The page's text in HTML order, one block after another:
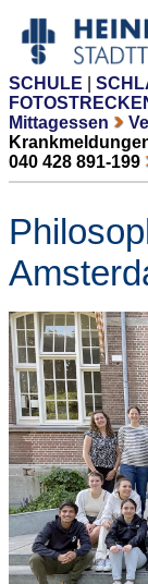
SCHULE
Mittagessen
040 428 891-199